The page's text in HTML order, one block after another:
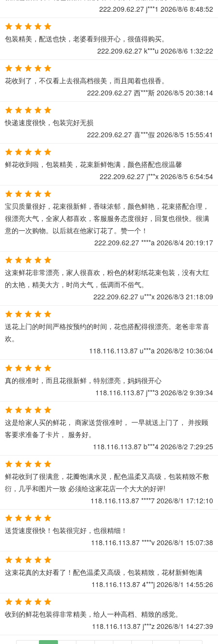
222.209.62.27 j***1 2026/8/6 8:48:52
包装精美，配送也快，老婆看到很开心，很值得购买。
222.209.62.27 k***u 2026/8/6 1:32:22
花收到了，不仅看上去很高档很美，而且闻着也很香。
222.209.62.27 西***斯 2026/8/5 20:38:14
快递速度很快，包装完好无损
222.209.62.27 喜***假 2026/8/5 15:55:41
鲜花收到啦，包装精美，花束新鲜饱满，颜色搭配也很温馨
222.209.62.27 j***x 2026/8/5 6:54:54
宝贝质量很好，花束很新鲜，香味浓郁，颜色鲜艳，花束搭配合理，
很漂亮大气，全家人都喜欢，客服服务态度很好，回复也很快。很满
意的一次购物。以后就在他家订花了。赞一个！
222.209.62.27 ****a 2026/8/4 20:19:17
这束鲜花非常漂亮，家人很喜欢，粉色的材彩纸花束包装，没有大红
的太艳，精美大方，时尚大气，低调而不俗气。
222.209.62.27 u***x 2026/8/3 21:18:09
送花上门的时间严格按预约的时间，花也搭配得很漂亮。老爸非常喜
欢。
118.116.113.87 u***a 2026/8/2 10:36:04
真的很准时，而且花很新鲜，特别漂亮，妈妈很开心
118.116.113.87 j***3 2026/8/2 9:39:34
这是给家人买的鲜花， 商家送货很准时， 一早就送上门了， 并按顾
客要求准备了卡片， 服务好。
118.116.113.87 b***4 2026/8/2 7:29:25
鲜花收到了很满意，花瓣饱满水灵，配色温柔又高级，包装精致不敷
衍，几乎和图片一致 必须给这家花店一个大大的好评!
118.116.113.87 ****7 2026/8/1 17:12:10
送货速度很快！包装很完好，也很精细！
118.116.113.87 ****v 2026/8/1 15:07:38
这束花真的太好看了！配色温柔又高级，包装精致，花材新鲜饱满
118.116.113.87 4***j 2026/8/1 14:55:26
收到的鲜花包装得非常精美，给人一种高档、精致的感觉。
118.116.113.87 j***z 2026/8/1 14:27:39